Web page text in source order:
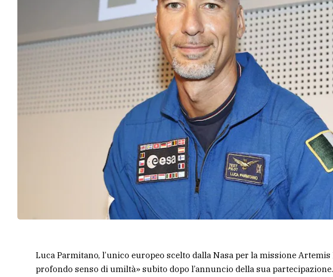
Luca Parmitano, l’unico europeo scelto dalla Nasa per la missione
profondo senso di umiltà» subito dopo l’annuncio della sua